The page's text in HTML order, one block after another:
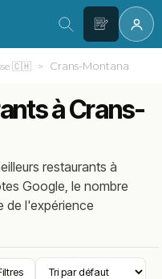
🇨🇭 Crans-Montana
à Crans-
restaurants à
Google, le nombre
de l'expérience